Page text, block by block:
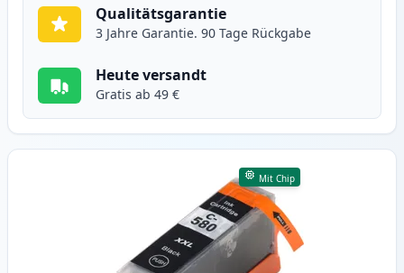
Qualitätsgarantie
3 Jahre Garantie. 90 Tage Rückgabe
Heute versandt
Gratis ab 49 €
Mit Chip